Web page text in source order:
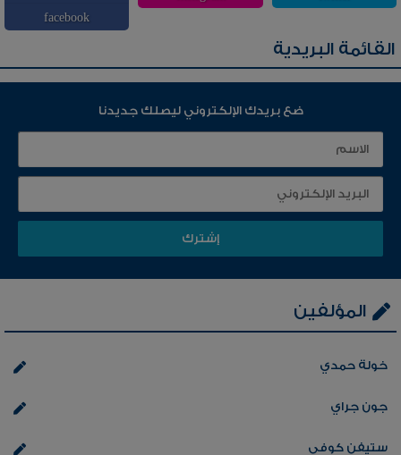
facebook
القائمة البريدية
ضع بريدك الإلكتروني ليصلك جديدنا
المؤلفين
خولة حمدي
جون جراي
ستيفن كوفي